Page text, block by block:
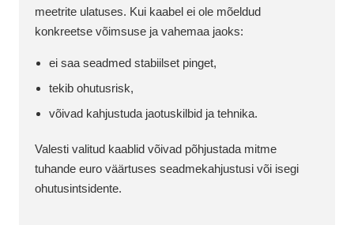
meetrite ulatuses. Kui kaabel ei ole mõeldud
konkreetse võimsuse ja vahemaa jaoks:
ei saa seadmed stabiilset pinget,
tekib ohutusrisk,
võivad kahjustuda jaotuskilbid ja tehnika.
Valesti valitud kaablid võivad põhjustada mitme
tuhande euro väärtuses seadmekahjustusi või isegi
ohutusintsidente.